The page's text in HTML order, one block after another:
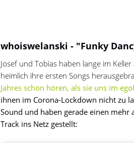
whoiswelanski - "Funky
Josef und Tobias haben lange im
heimlich ihre ersten Songs
Jahres schon hören, als sie uns im
ihnen im Corona-Lockdown nicht zu
Sound und haben gerade einen mehr
Track ins Netz gestellt: